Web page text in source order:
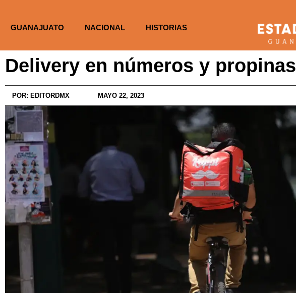
GUANAJUATO NACIONAL HISTORIAS
Delivery en números y propinas
POR: EDITORDMX MAYO 22, 2023